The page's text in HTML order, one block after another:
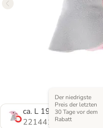
ca. L 19 x B 15 x H 5 cm
2214413.0
Der niedrigste
Preis der letzten
30 Tage vor dem
Rabatt